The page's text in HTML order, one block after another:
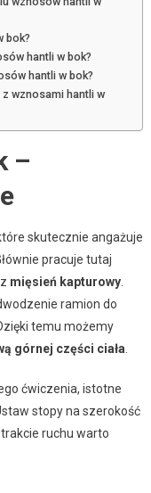
bok?
hantli w bok?
hantli w bok?
wznosami hantli w
–
skutecznie angażuje
pracuje tutaj
mięsień kapturowy.
ramion do
temu możemy
górnej części ciała
ćwiczenia, istotne
stopy na szerokość
trakcie ruchu warto